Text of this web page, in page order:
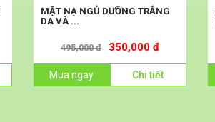
MẶT NẠ NGỦ DƯỠNG TRẮNG
DA VÀ ...
495,000 đ 350,000 đ
Mua ngay Chi tiết